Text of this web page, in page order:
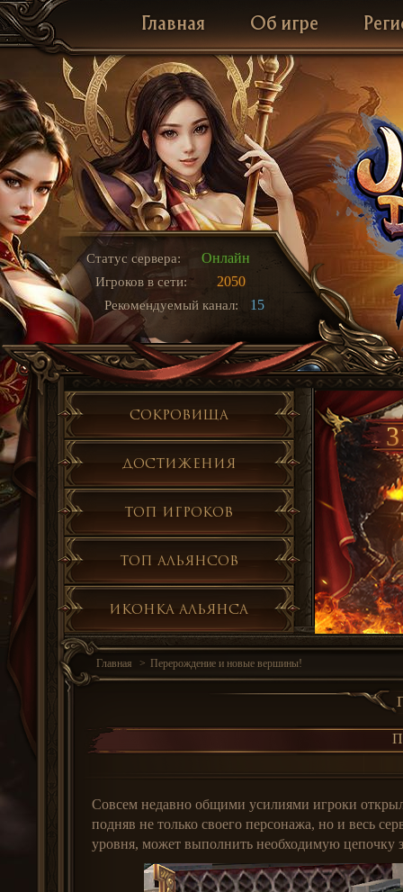
Главная Об игре
Статус сервера: Онлайн
Игроков в сети: 2050
Рекомендуемый канал: 15
Сокровища
Достижения
Топ игроков
Топ альянсов
Иконка альянса
Главная Перерождение и новые вершины!
Совсем недавно общими усилиями игроки
подняв не только своего персонажа, но и весь
уровня, может выполнить необходимую цепочку